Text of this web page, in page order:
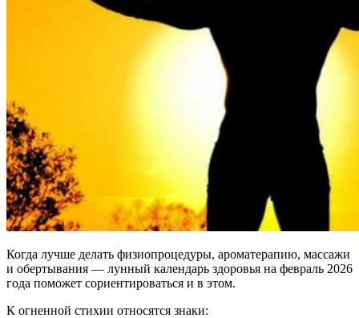
Когда лучше делать физиопроцедуры, ароматерапию, массажи
и обертывания — лунный календарь здоровья на февраль 2026
года поможет сориентироваться и в этом.
К огненной стихии относятся знаки: